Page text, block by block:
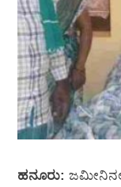
ಹನೂರು: